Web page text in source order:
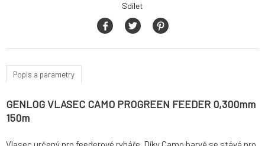
Sdílet
Popis a parametry
GENLOG VLASEC CAMO PROGREEN FEEDER 0,300mm
150m